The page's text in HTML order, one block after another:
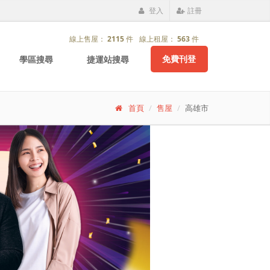
登入 註冊
線上售屋： 2115件 線上租屋： 563件
學區搜尋 捷運站搜尋 免費刊登
首頁 售屋 高雄市